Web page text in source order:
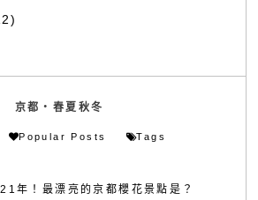
京都・春夏秋冬
Popular Posts Tags
年！最漂亮的京都櫻花景點是？